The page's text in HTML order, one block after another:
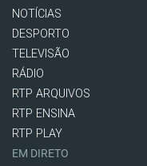
NOTÍCIAS
DESPORTO
TELEVISÃO
RÁDIO
RTP ARQUIVOS
RTP ENSINA
RTP PLAY
EM DIRETO